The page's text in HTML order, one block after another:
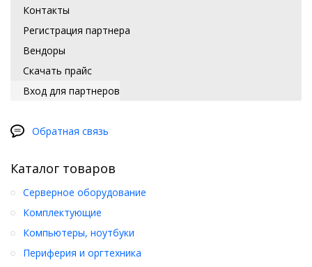
Контакты
Регистрация партнера
Вендоры
Скачать прайс
Вход для партнеров
Обратная связь
Каталог товаров
Серверное оборудование
Комплектующие
Компьютеры, ноутбуки
Периферия и оргтехника